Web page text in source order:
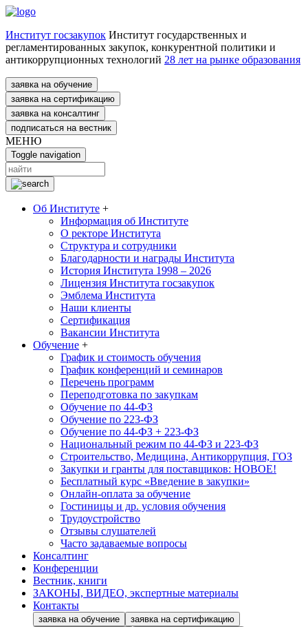
Институт госзакупок Институт государственных и
регламентированных закупок, конкурентной политики и
антикоррупционных технологий 28 лет на рынке образования
заявка на обучение
заявка на сертификацию
заявка на консалтинг
подписаться на вестник
МЕНЮ
Toggle navigation
Об Институте +
Информация об Институте
О ректоре Института
Структура и сотрудники
Благодарности и награды Института
История Института 1998 – 2026
Лицензия Института госзакупок
Эмблема Института
Наши клиенты
Сертификация
Вакансии Института
Обучение +
График и стоимость обучения
График конференций и семинаров
Перечень программ
Переподготовка по закупкам
Обучение по 44-ФЗ
Обучение по 223-ФЗ
Обучение по 44-ФЗ + 223-ФЗ
Национальный режим по 44-ФЗ и 223-ФЗ
Строительство, Медицина, Антикоррупция, ГОЗ
Закупки и гранты для поставщиков: НОВОЕ!
Бесплатный курс «Введение в закупки»
Онлайн-оплата за обучение
Гостиницы и др. условия обучения
Трудоустройство
Отзывы слушателей
Часто задаваемые вопросы
Консалтинг
Конференции
Вестник, книги
ЗАКОНЫ, ВИДЕО, экспертные материалы
Контакты
заявка на обучение
заявка на сертификацию